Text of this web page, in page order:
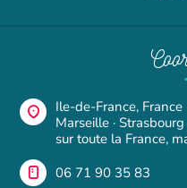
Ile-de-France, France
Marseille ·
sur toute la France,
06 71 90 35 83